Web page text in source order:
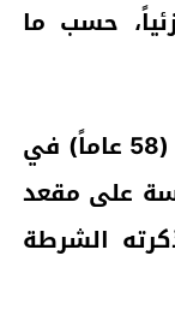
حسب ما
وعثرت الشرطة على جثة الرجل (58 عاماً) في
على مقعد
الشرطة